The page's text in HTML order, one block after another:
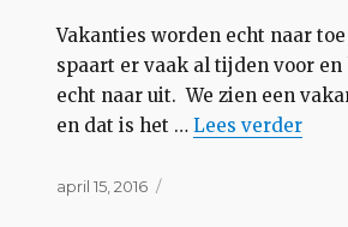
Vakanties worden echt naar toe
spaart er vaak al tijden voor
echt naar uit. We zien een
en dat is het …Lees“Wat is je
verder
Geplaatst
april 15, 2016